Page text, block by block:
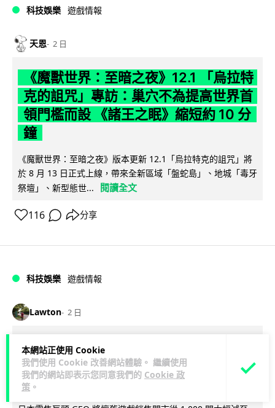
本網站正使用 Cookie
我們使用 Cookie 改善網站體驗。 繼續使用
我們的網站即表示您同意我們的 Cookie 政
策 。
科技娛樂 遊戲情報
天恩 2 日
《魔獸世界：至暗之夜》12.1 「烏拉特
克的詛咒」專訪：巢穴不為提高世界首
領門檻而設 《諸王之眠》縮短約 10 分
鐘
《魔獸世界：至暗之夜》版本更新 12.1「烏拉特克的詛咒」將
於 8 月 13 日正式上線，帶來全新區域「盤蛇島」、地城「毒牙
祭壇」、新型態世...
閱讀全文
116 分享
科技娛樂 遊戲情報
Lawton 2 日
日本二手遊戲店減 90% 門市 業績反增
四成 "懷舊"在 Z 世代變成最潮「新鮮
感」